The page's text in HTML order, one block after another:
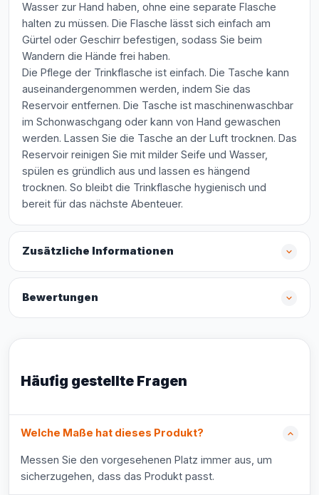
Wasser zur Hand haben, ohne eine separate Flasche
halten zu müssen. Die Flasche lässt sich einfach am
Gürtel oder Geschirr befestigen, sodass Sie beim
Wandern die Hände frei haben.
Die Pflege der Trinkflasche ist einfach. Die Tasche kann
auseinandergenommen werden, indem Sie das
Reservoir entfernen. Die Tasche ist maschinenwaschbar
im Schonwaschgang oder kann von Hand gewaschen
werden. Lassen Sie die Tasche an der Luft trocknen. Das
Reservoir reinigen Sie mit milder Seife und Wasser,
spülen es gründlich aus und lassen es hängend
trocknen. So bleibt die Trinkflasche hygienisch und
bereit für das nächste Abenteuer.
Zusätzliche Informationen
Bewertungen
Häufig gestellte Fragen
Welche Maße hat dieses Produkt?
Messen Sie den vorgesehenen Platz immer aus, um
sicherzugehen, dass das Produkt passt.